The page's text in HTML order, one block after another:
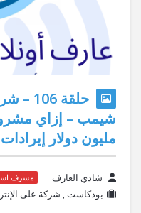
مليون دولار
شادي العارف مشرف
بودكاست, شركة على